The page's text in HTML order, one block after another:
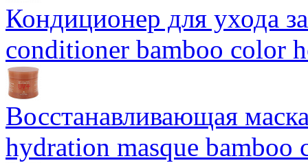
Кондиционер для ухода
conditioner bamboo color
Восстанавливающая
hydration masque bamboo